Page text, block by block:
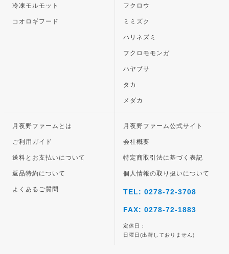
冷凍モルモット
コオロギフード
フクロウ
ミミズク
ハリネズミ
フクロモモンガ
ハヤブサ
タカ
メダカ
月夜野ファームとは
ご利用ガイド
送料とお支払いについて
返品特約について
よくあるご質問
月夜野ファーム公式サイト
会社概要
特定商取引法に基づく表記
個人情報の取り扱いについて
TEL: 0278-72-3708
FAX: 0278-72-1883
定休日：
日曜日(出荷しておりません)